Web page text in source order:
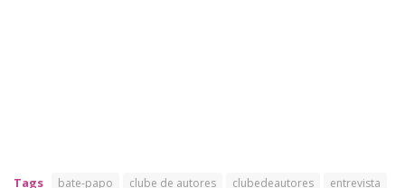
Tags bate-papo clube de autores clubedeautores
entrevista